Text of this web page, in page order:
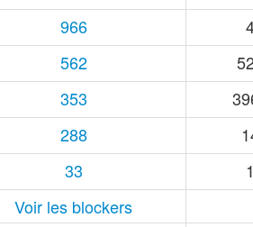
966
562
353
288
33
Voir les blockers